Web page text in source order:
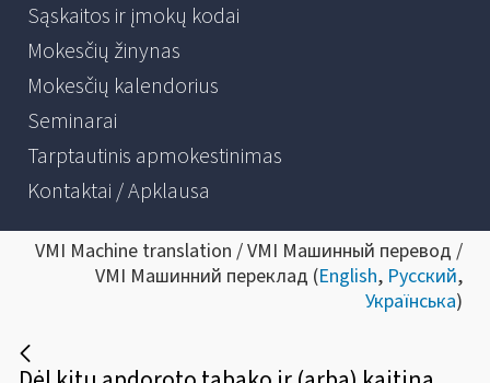
Sąskaitos ir įmokų kodai
Mokesčių žinynas
Mokesčių kalendorius
Seminarai
Tarptautinis apmokestinimas
Kontaktai / Apklausa
VMI Machine translation / VMI Машинный перевод /
VMI Машинний переклад (English, Русский,
Українська)